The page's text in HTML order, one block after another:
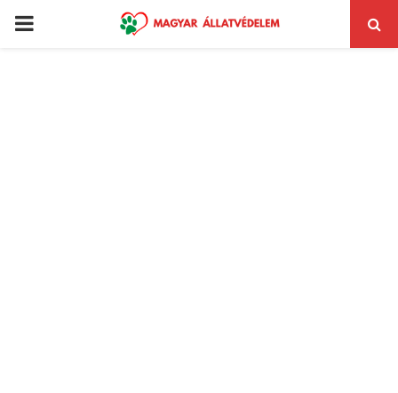
PRIMARY